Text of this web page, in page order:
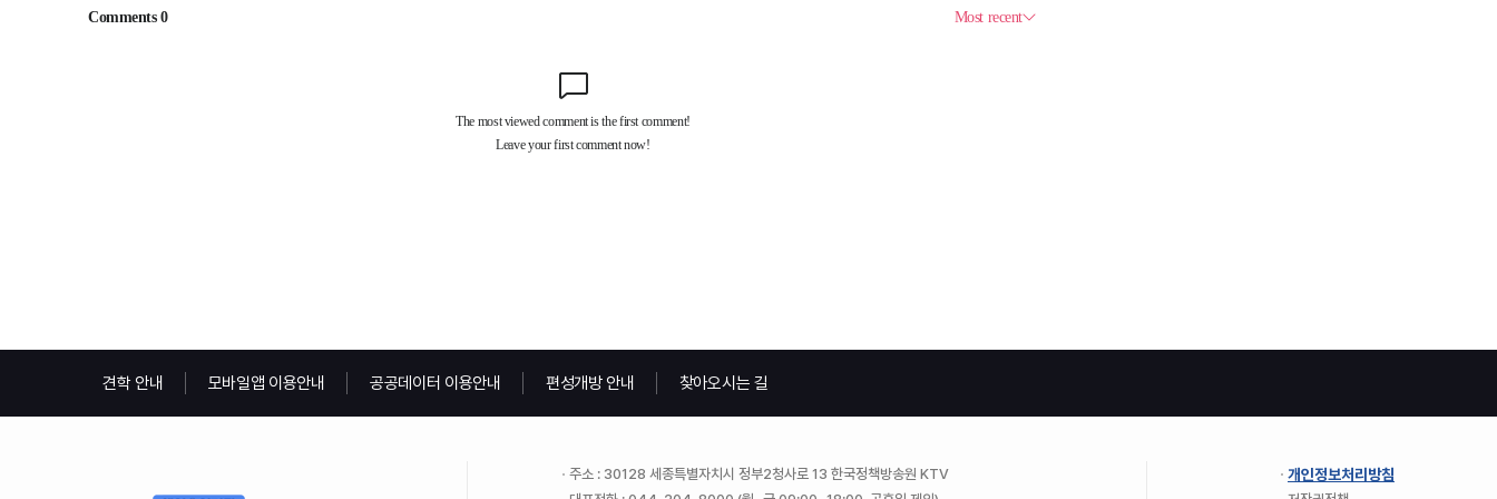
견학 안내 모바일앱 이용안내 공공데이터 이용안내 편성개방 안내 찾아오시는 길
주소 : 30128 세종특별자치시 정부2청사로 13 한국정책방송원 KTV
개인정보처리방침